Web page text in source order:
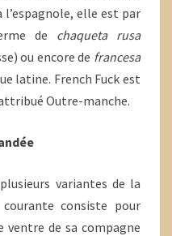
elle est par
de chaqueta rusa
ou encore de francesa
latine. French Fuck est
Outre-manche.
variantes de la
consiste pour
ventre de sa compagne